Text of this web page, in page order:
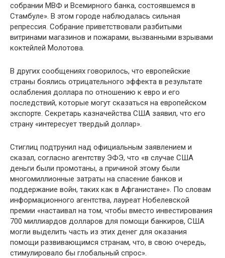
собрании МВФ и Всемирного банка, состоявшемся в
Стам­буле». В этом городе наблюдалась сильная
репрессия. Соб­рание приветствовали разбитыми
витринами магазинов и пожарами, вызванными взрывами
коктейлей Молотова.
В других сообщениях говорилось, что европейские
страны боялись отрицательного эффекта в результате
ос­лабления доллара по отношению к евро и его
последствий, которые могут сказаться на европейском
экспорте. Секре­тарь казначейства США заявил, что его
страну «интересу­ет твердый доллар».
Стиглиц подтрунил над официальным заявлением и
сказал, согласно агентству ЭФЭ, что «в случае США
деньги были промотаны, а причиной этому были
многомиллион­ные затраты на спасение банков и
поддержание войн, таких как в Афганистане». По словам
информационного агентст­ва, лауреат Нобелевской
премии «настаивал на том, чтобы вместо инвестирования
700 миллиардов долларов для по­мощи банкиров, США
могли выделить часть из этих денег для оказания
помощи развивающимся странам, что, в свою очередь,
стимулировало бы глобальный спрос».